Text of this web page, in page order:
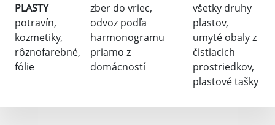
PLASTY
potravín,
kozmetiky,
rôznofarebné,
fólie
zber do vriec,
odvoz podľa
harmonogramu
priamo z
domácností
všetky druhy
plastov,
umyté obaly z
čistiacich
prostriedkov,
plastové tašky